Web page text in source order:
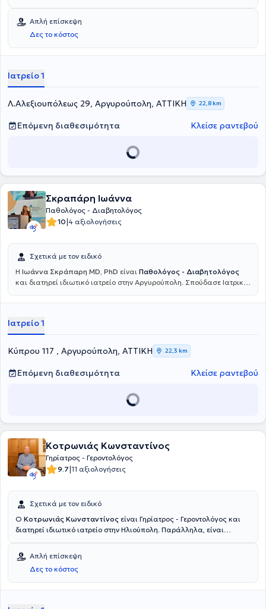
Καποδιστριακού Πανεπιστημίου Αθηνών. Διαθέτει αξιόλογη κλινική
εμπειρία και διατελεί Επιμελητής της Α΄ Παθολογικής κλινικής του
νοσοκομείου Ερρίκος Ντυνάν Hospital Center.
Απλή επίσκεψη
Δες το κόστος
Ιατρείο 1
Λ.Αλεξιουπόλεως 29, Αργυρούπολη, ΑΤΤΙΚΗ 22,8 km
Επόμενη διαθεσιμότητα Κλείσε ραντεβού
Σκραπάρη Ιωάννα
Παθολόγος - Διαβητολόγος
10|4 αξιολογήσεις
Σχετικά με τον ειδικό
Η Ιωάννα Σκράπαρη MD, PhD είναι Παθολόγος - Διαβητολόγος
και διατηρεί ιδιωτικό ιατρείο στην Αργυρούπολη. Σπούδασε Ιατρική
ειδικεύθηκε στην Παθολογία στο Γενικό Νοσοκομείο Αθηνών
Εθνικού και Καποδιστριακού Πανεπιστήμιου Αθηνών
τίτλο εξειδίκευσης στον Σακχαρώδη Διαβήτη. Σήμερα μετά από
πολυετή εμπειρία είναι Διευθύντρια ΕΣΥ στο Γενικό Νοσοκομείο
Αθηνών Ευαγγελισμός και Υπεύθυνη του Διαβητολογικού Ιατρείου
της Γ' Παθολογικής Κλινικής του ίδιου Νοσοκομείου. Έχει
συμμετάσχει ως ομιλήτρια σε πολυάριθμα ιατρικά συνέδρια και
δημοσιεύσεις σε διεθνή και ελληνικά επιστημονικά περιοδικά.
Ιατρείο 1
Κύπρου 117 , Αργυρούπολη, ΑΤΤΙΚΗ 22,3 km
Επόμενη διαθεσιμότητα Κλείσε ραντεβού
Κοτρωνιάς Κωνσταντίνος
Γηρίατρος - Γεροντολόγος
9.7|11 αξιολογήσεις
Σχετικά με τον ειδικό
Ο Κοτρωνιάς Κωνσταντίνος είναι Γηρίατρος - Γεροντολόγος και
διατηρεί ιδιωτικό ιατρείο στην Ηλιούπολη. Παράλληλα, είναι
Ιατρικής σχολής του Εθνικού & Καποδιστριακού Πανεπιστημίου
Αθηνών και ειδικευθείς στην Καρδιολογία, στην Ογκολογία και στη
Γηριατρική - Γεροντολογία.
Απλή επίσκεψη
Δες το κόστος